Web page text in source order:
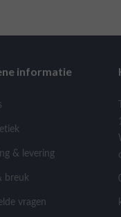
informatie
& levering
breuk
vragen